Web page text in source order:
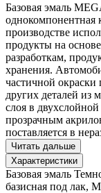
Базовая эмаль
однокомпонентная
производстве
продукты на
разработкам,
хранения.
частичной окраски
других деталей из
слоя в
прозрачным
поставляется в
Читать дальше
Характеристики
Базовая эмаль
базисная под лак,